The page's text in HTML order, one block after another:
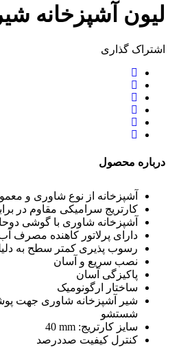
لیون آشپزخانه
اشتراک ‌گذاری
درباره محصول
آشپزخانه از نوع شاوری و
کارتریج سرامیکی مقاوم در
آشپزخانه شاوری با گوشی
دارای پرلاتور کاهنده مصرف
رسوب پذیری کمتر سطح به
نصب سریع و آسان
پاکیزگی آسان
ساختار ارگونومیک
شیر آشپزخانه شاوری جهت
شستشو
سایز کارتریج: mm
کنترل کیفیت صددرصد